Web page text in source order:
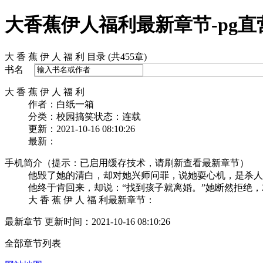
大香蕉伊人福利最新章节-pg直
大 香 蕉 伊 人 福 利 目录 (共455章)
书名
大 香 蕉 伊 人 福 利
作者：白纸一箱
分类：校园搞笑状态：连载
更新：2021-10-16 08:10:26
最新：
手机简介（提示：已启用缓存技术，请刷新查看最新章节）
他毁了她的清白，却对她兴师问罪，说她耍心机，是杀
他终于肯回来，却说：“找到孩子就离婚。”她断然拒
大 香 蕉 伊 人 福 利最新章节：
最新章节 更新时间：2021-10-16 08:10:26
全部章节列表